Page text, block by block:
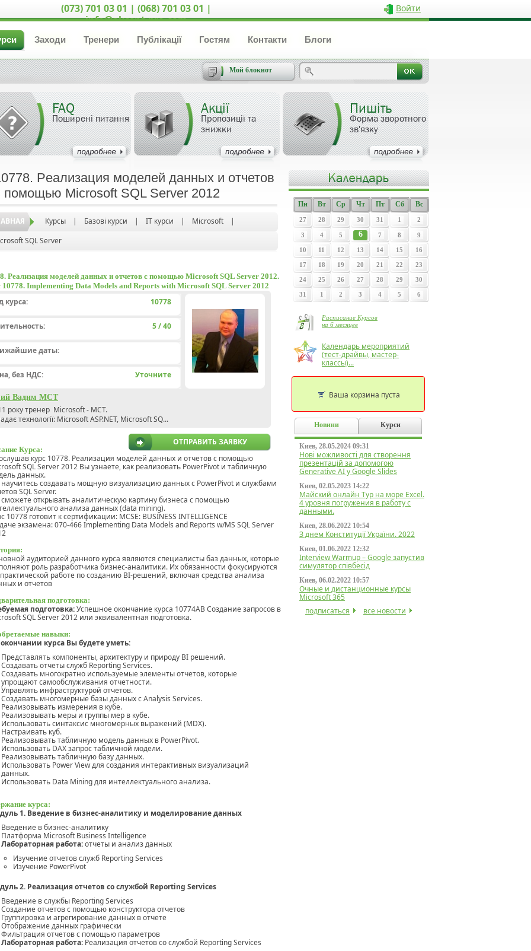
(073) 701 03 01 | (068) 701 03 01 |
info@akcent-pro.com
Войти
Заходи Тренери Публікації Гостям Контакти Блоги
Мой блокнот
FAQ
Поширені питання
Акції
Пропозиції та
знижки
Пишіть
Форма зворотного
зв'язку
Pеализация моделей данных и отчетов
помощью Microsoft SQL Server 2012
Курсы | Базові курси | IT курси | Microsoft
|
SQL Server
Pеализация моделей данных и отчетов с помощью Microsoft SQL Server 2012.
10778. Implementing Data Models and Reports with Microsoft SQL Server 2012
курса: 10778
5 / 40
даты:
без НДС: Уточните
Вадим МСТ
року тренер Microsoft - МСТ.
технології: Microsoft ASP.NET, Microsoft SQ...
ОТПРАВИТЬ ЗАЯВКУ
Курса:
курс 10778. Pеализация моделей данных и отчетов с помощью
SQL Server 2012 Вы узнаете, как реализовать PowerPivot и табличную
данных.
создавать мощную визуализацию данных с PowerPivot и службами
SQL Server.
открывать аналитическую картину бизнеса с помощью
анализа данных (data mining).
10778 готовит к сертификации: MCSE: BUSINESS INTELLIGENCE
экзамена: 070-466 Implementing Data Models and Reports w/MS SQL Server
аудиторией данного курса являются специалисты баз данных, которые
роль разработчика бизнес-аналитики. Их обязанности фокусируются
работе по созданию BI-решений, включая средства анализа
и отчетов
подготовка:
подготовка:Успешное окончание курса 10774AB Создание запросов в
SQL Server 2012 или эквивалентная подготовка.
навыки:
курса Вы будете уметь:
Представлять компоненты, архитектуру и природу BI решений.
Создавать отчеты служб Reporting Services.
Создавать многократно используемые элементы отчетов, которые
упрощают самообслуживания отчетности.
Управлять инфраструктурой отчетов.
Создавать многомерные базы данных с Analysis Services.
Реализовывать измерения в кубе.
Реализовывать меры и группы мер в кубе.
Использовать синтаксис многомерных выражений (MDX).
Настраивать куб.
Реализовывать табличную модель данных в PowerPivot.
Использовать DAX запрос табличной модели.
Реализовывать табличную базу данных.
Использовать Power View для создания интерактивных визуализаций
данных.
Использовать Data Mining для интеллектуального анализа.
курса:
1. Введение в бизнес-аналитику и моделирование данных
Введение в бизнес-аналитику
Платформа Microsoft Business Intelligence
Лабораторная работа:отчеты и анализ данных
Изучение отчетов служб Reporting Services
Изучение PowerPivot
2. Реализация отчетов со службой Reporting Services
Введение в службы Reporting Services
Создание отчетов с помощью конструктора отчетов
Группировка и агрегирование данных в отчете
Отображение данных графически
Фильтрация отчетов с помощью параметров
Лабораторная работа: Реализация отчетов со службой Reporting Services
Пн Вт Ср Чт Пт Сб Вс
27 28 29 30 31 1 2
3 4 5 6 7 8 9
10 11 12 13 14 15 16
17 18 19 20 21 22 23
24 25 26 27 28 29 30
31 1 2 3 4 5 6
Расписание Курсов
на 6 месяцев
Календарь мероприятий
(тест-драйвы, мастер-
классы)...
Ваша корзина пуста
Новини Курси
Киев, 28.05.2024 09:31
Нові можливості для створення
презентацій за допомогою
Generative AI у Google Slides
Киев, 02.05.2023 14:22
Майский онлайн Тур на море Excel.
4 уровня погружения в работу с
данными.
Киев, 28.06.2022 10:54
З днем Конституції України. 2022
Киев, 01.06.2022 12:32
Interview Warmup – Google запустив
симулятор співбесід
Киев, 06.02.2022 10:57
Очные и дистанционные курсы
Microsoft 365
подписаться
все новости